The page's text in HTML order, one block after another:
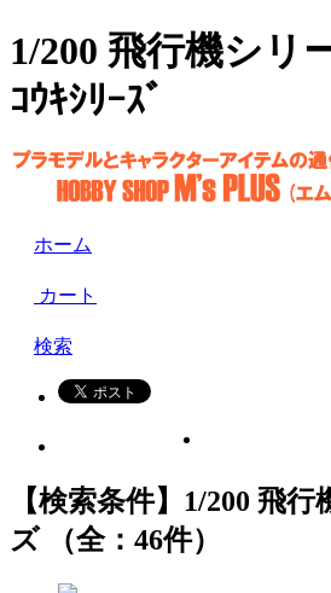
1/200 飛行機シリ
ｺｳｷｼﾘｰｽﾞ
ホーム
カート
検索
【検索条件】1/200 飛行
ズ （全：46件）